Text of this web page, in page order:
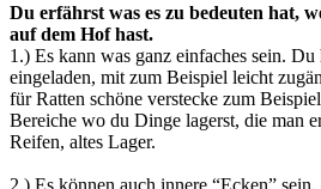
Du erfährst was es zu bedeuten hat,
auf dem Hof hast.
1.) Es kann was ganz einfaches sein. Du
eingeladen, mit zum Beispiel leicht
für Ratten schöne verstecke zum
Bereiche wo du Dinge lagerst, die man
Reifen, altes Lager.
2.) Es können auch innere “Ecken”